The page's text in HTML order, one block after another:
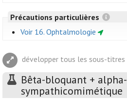
Précautions particulières
Voir 16. Ophtalmologie
développer tous les sous-titres
Bêta-bloquant + alpha-
sympathicomimétique